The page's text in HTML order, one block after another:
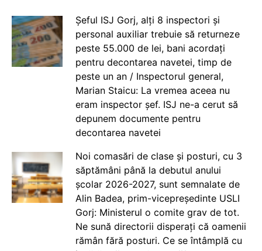
Șeful ISJ Gorj, alți 8 inspectori și
personal auxiliar trebuie să returneze
peste 55.000 de lei, bani acordați
pentru decontarea navetei, timp de
peste un an / Inspectorul general,
Marian Staicu: La vremea aceea nu
eram inspector șef. ISJ ne-a cerut să
depunem documente pentru
decontarea navetei
Noi comasări de clase și posturi, cu 3
săptămâni până la debutul anului
școlar 2026-2027, sunt semnalate de
Alin Badea, prim-vicepreședinte USLI
Gorj: Ministerul o comite grav de tot.
Ne sună directorii disperați că oamenii
rămân fără posturi. Ce se întâmplă cu